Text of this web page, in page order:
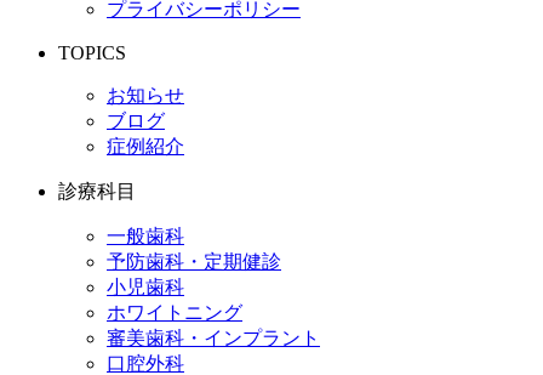
プライバシーポリシー
TOPICS
お知らせ
ブログ
症例紹介
診療科目
一般歯科
予防歯科・定期健診
小児歯科
ホワイトニング
審美歯科・インプラント
口腔外科